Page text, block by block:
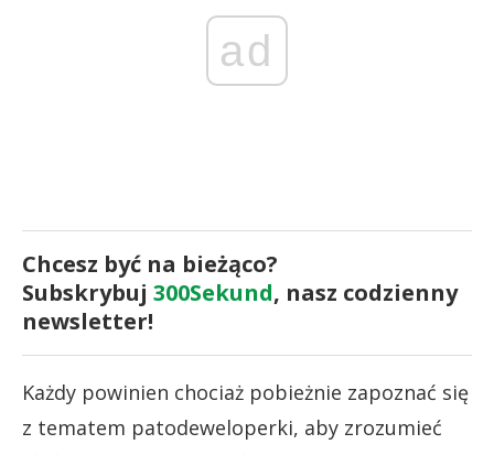
ad
Chcesz być na bieżąco?
Subskrybuj 300Sekund, nasz codzienny
newsletter!
Każdy powinien chociaż pobieżnie zapoznać się
z tematem patodeweloperki, aby zrozumieć